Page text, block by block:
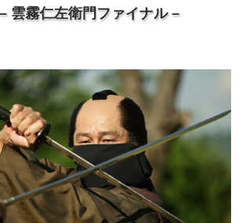
雲霧仁左衛門ファイナル –